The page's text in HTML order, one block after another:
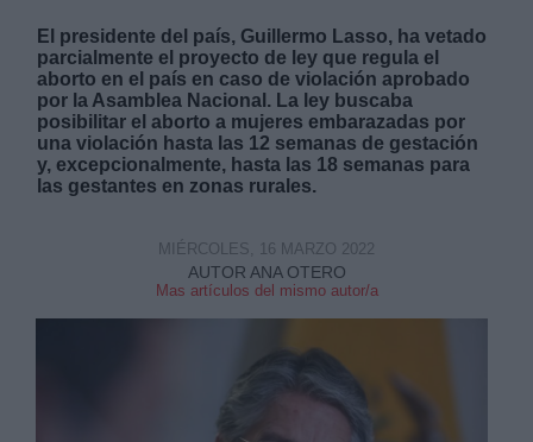
El presidente del país, Guillermo Lasso, ha vetado
parcialmente el proyecto de ley que regula el
aborto en el país en caso de violación aprobado
por la Asamblea Nacional. La ley buscaba
posibilitar el aborto a mujeres embarazadas por
una violación hasta las 12 semanas de gestación
y, excepcionalmente, hasta las 18 semanas para
las gestantes en zonas rurales.
AUTOR ANA OTERO
Mas artículos del mismo autor/a
MIÉRCOLES, 16 MARZO 2022
Destinatarios: